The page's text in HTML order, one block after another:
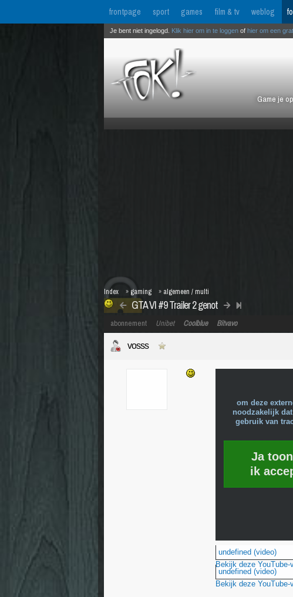
frontpage sport games film & tv weblog
Game je
Je bent niet ingelogd. Klik hier om in te loggen of hier om een
GTA VI #9 Trailer 2 genot
Index » gaming » algemeen / multi
abonnement Unibet Coolblue Bitvavo
vosss
om deze
noodzakelijk
gebruik van
Ja
ik
undefined (video)
Bekijk deze YouTube-
undefined (video)
Bekijk deze YouTube-